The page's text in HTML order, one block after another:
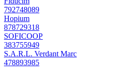
792748089
Hopium
878729318
SOFICOOP
383755949
S.A.R.L. Verdant Marc
478893985